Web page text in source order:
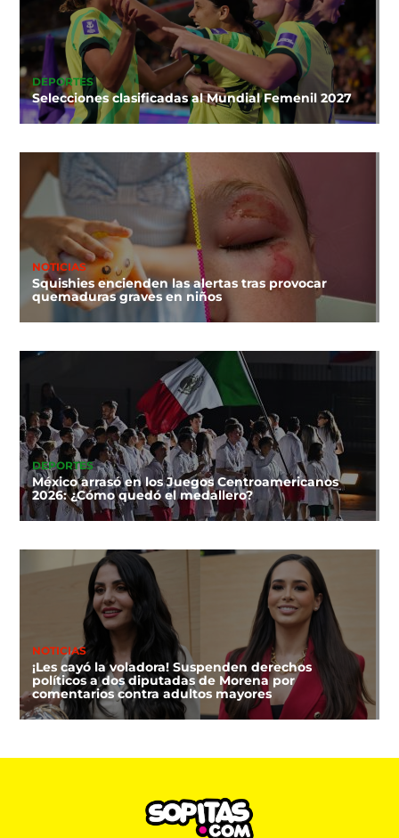
DEPORTES
Selecciones clasificadas al Mundial Femenil 2027
NOTICIAS
Squishies encienden las alertas tras provocar
quemaduras graves en niños
DEPORTES
México arrasó en los Juegos Centroamericanos
2026: ¿Cómo quedó el medallero?
NOTICIAS
¡Les cayó la voladora! Suspenden derechos
políticos a dos diputadas de Morena por
comentarios contra adultos mayores